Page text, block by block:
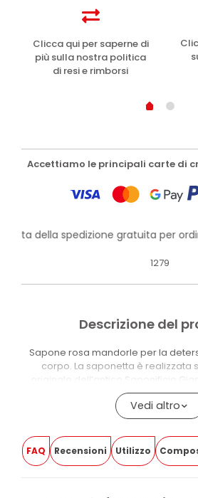
Clicca qui per saperne di
più sulla nostra politica
di resi e rimborsi
Accettiamo le principali carte di
della spedizione gratuita per
1279
Descrizione del
Sapone rosa mandorle per la
corpo. La saponetta è realizzata
originale dell’antico Saponificio
lavorazione del truciolo di sapone
La formula contiene puro Olio di
doccia in sostituzione dei
Il prodotto contiene il 98,75% di
Vedi altro
FAQ Recensioni Utilizzo